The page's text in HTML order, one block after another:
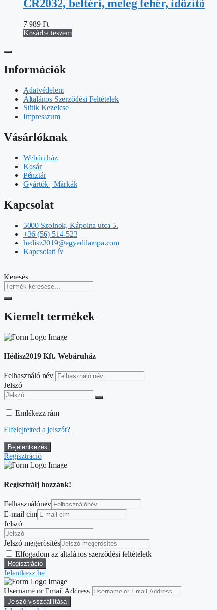
CR2032, beltéri, meleg fehér, időzítő
7 989 Ft
Kosárba teszem
Információk
Adatvédelem
Általános Szerződési Feltételek
Sütik Kezelése
Impresszum
Vásárlóknak
Webáruház
Kosár
Pénztár
Gyártók | Márkák
Kapcsolat
5000 Szolnok, Kápolna utca 5.
+36 (56) 514-523
hedisz2019@egyedilampa.com
Kapcsolati ív
Keresés
Kiemelt termékek
Hédisz2019 Kft. Webáruház
Felhasználó név
Jelszó
Emlékezz rám
Elfelejtetted a jelszót?
Regisztráció
Regisztrálj hozzánk!
Felhasználónév
E-mail cím
Jelszó
Jelszó megerősítés
Elfogadom az általános szerződési feltételetk
Jelentkezz be!
Username or Email Address